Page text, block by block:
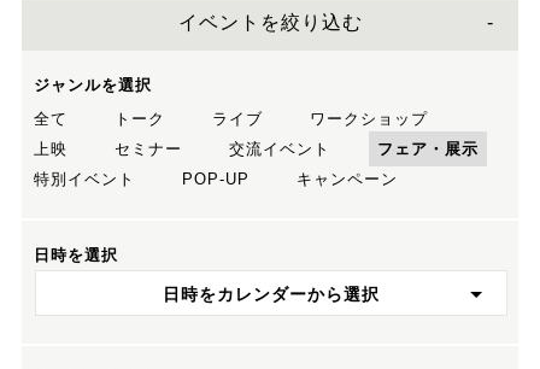
イベントを絞り込む
ジャンルを選択
全て
トーク ライブ
ワークショップ
上映
セミナー 交流イベント
フェア・展示
特別イベント
POP-UP キャンペーン
日時を選択
日時をカレンダーから選択